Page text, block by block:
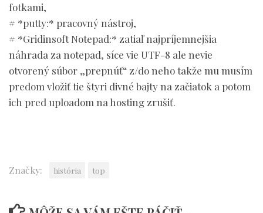
fotkami,
# *putty:* pracovný nástroj,
# *Gridinsoft Notepad:* zatiaľ najpríjemnejšia
náhrada za notepad, síce vie UTF-8 ale nevie
otvorený súbor „prepnúť“ z/do neho takže mu musím
predom vložiť tie štyri divné bajty na začiatok a potom
ich pred uploadom na hosting zrušiť.
Značky: história top